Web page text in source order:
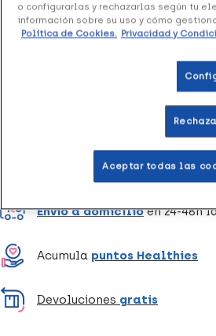
Neutrogena Crema Manos
repara, protege y aporta alivio
Entrega rápida y gratuita
Envío a domicilioen 24-48h
Acumula puntos Healthies
Devoluciones gratis
o configurarlas y rechazarlas según tu
información sobre su uso y cómo
Política de Cookies. Privacidad y
Aceptar todas las